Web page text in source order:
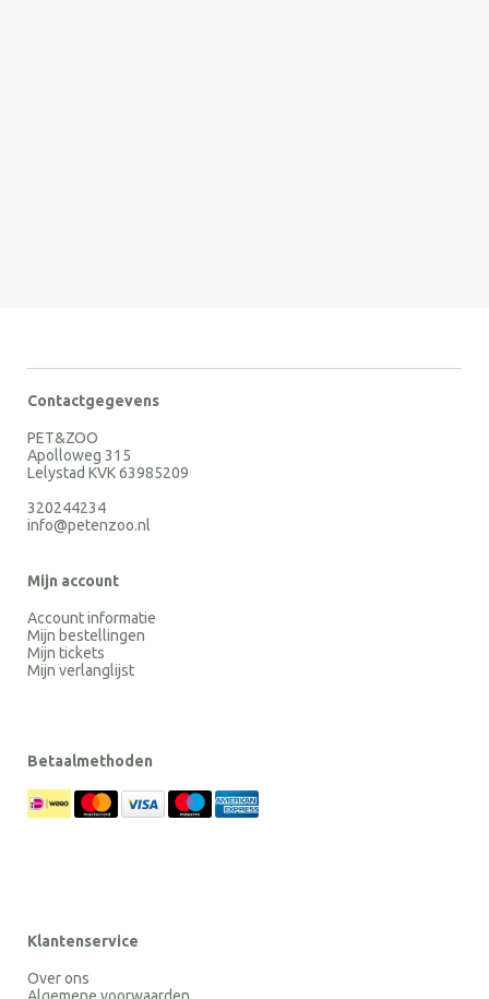
Contactgegevens
PET&ZOO
Apolloweg 315
Lelystad KVK 63985209
320244234
info@petenzoo.nl
Mijn account
Account informatie
Mijn bestellingen
Mijn tickets
Mijn verlanglijst
Betaalmethoden
Klantenservice
Over ons